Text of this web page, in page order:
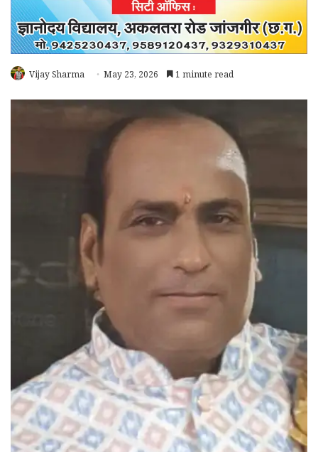
Vijay Sharma May 23, 2026 1 minute read